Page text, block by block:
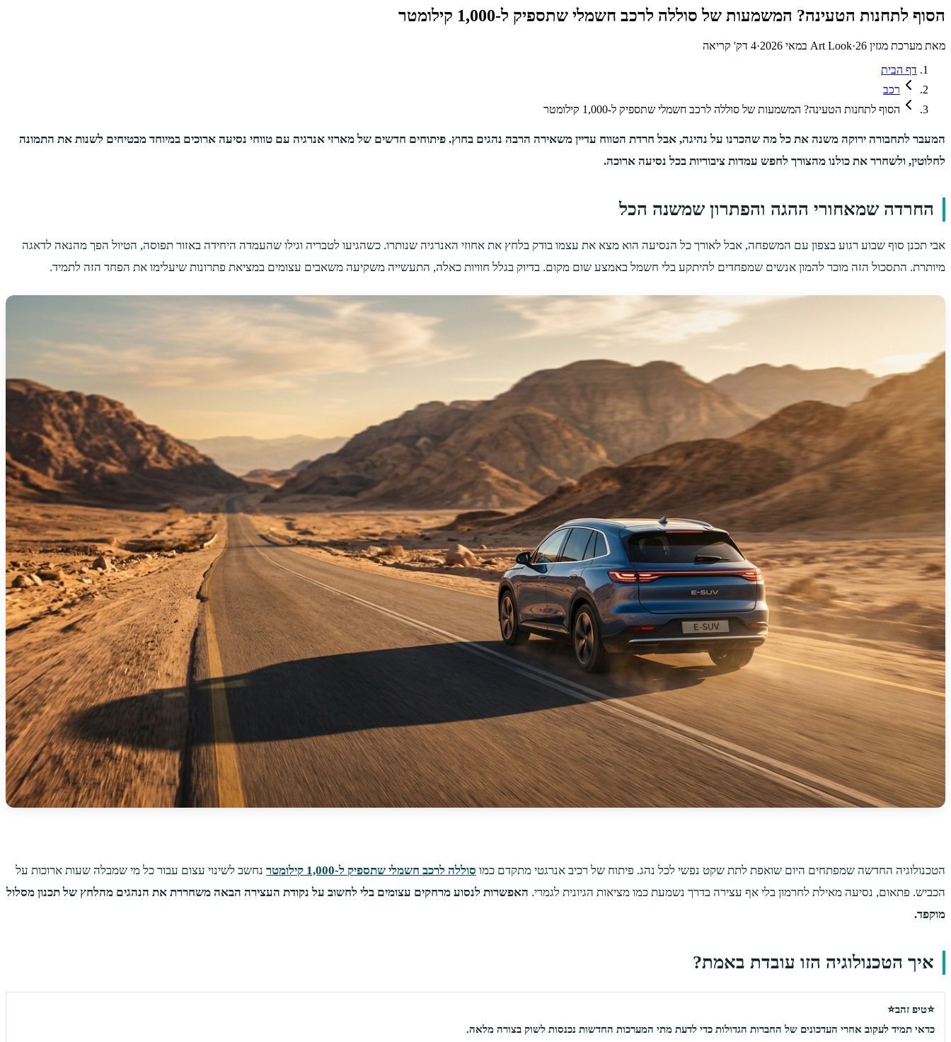
הסוף לתחנות הטעינה? המשמעות של סוללה לרכב חשמלי שתספיק ל-1,000 קילומטר
מאת מערכת מגזין Art Look ·26 במאי 2026 ·
4 דק' קריאה
דף הבית
רכב
הסוף לתחנות הטעינה? המשמעות של סוללה לרכב חשמלי שתספיק ל-1,000 קילומטר
המעבר לתחבורה ירוקה משנה את כל מה שהכרנו על נהיגה, אבל חרדת הטווח עדיין משאירה הרבה נהגים בחוץ. פיתוחים חדשים של מארזי אנרגיה עם טווחי נסיעה ארוכים במיוחד מבטיחים לשנות את התמונה
לחלוטין, ולשחרר את כולנו מהצורך לחפש עמדות ציבוריות בכל נסיעה ארוכה.
החרדה שמאחורי ההגה והפתרון שמשנה הכל
אבי תכנן סוף שבוע רגוע בצפון עם המשפחה, אבל לאורך כל הנסיעה הוא מצא את עצמו בודק בלחץ את אחוזי האנרגיה שנותרו. כשהגיעו לטבריה וגילו שהעמדה היחידה באזור תפוסה, הטיול הפך מהנאה לדאגה
מיותרת. התסכול הזה מוכר להמון אנשים שמפחדים להיתקע בלי חשמל באמצע שום מקום. בדיוק בגלל חוויות כאלה, התעשייה משקיעה משאבים עצומים במציאת פתרונות שיעלימו את הפחד הזה לתמיד.
הטכנולוגיה החדשה שמפתחים היום שואפת לתת שקט נפשי לכל נהג. פיתוח של רכיב אנרגטי מתקדם כמו סוללה לרכב חשמלי שתספיק ל-1,000 קילומטר
נחשב לשינוי עצום עבור כל מי שמבלה שעות ארוכות על
הכביש. פתאום, נסיעה מאילת לחרמון בלי אף עצירה בדרך נשמעת כמו מציאות הגיונית לגמרי. האפשרות לנסוע מרחקים עצומים בלי לחשוב על נקודת העצירה הבאה משחררת את הנהגים מהלחץ של תכנון מסלול
מוקפד.
איך הטכנולוגיה הזו עובדת באמת?
⭐טיפ זהב⭐
כדאי תמיד לעקוב אחרי העדכונים של החברות הגדולות כדי לדעת מתי המערכות החדשות נכנסות לשוק בצורה מלאה.